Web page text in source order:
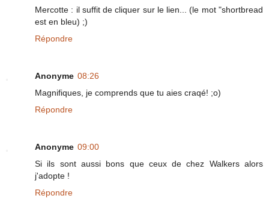
Mercotte : il suffit de cliquer sur le lien... (le mot "shortbread
est en bleu) ;)
Répondre
Anonyme 08:26
Magnifiques, je comprends que tu aies craqé! ;o)
Répondre
Anonyme 09:00
Si ils sont aussi bons que ceux de chez Walkers alors
j'adopte !
Répondre